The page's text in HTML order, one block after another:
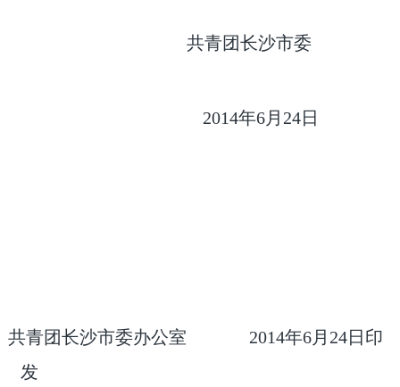
共青团长沙市委
2014年6月24日
共青团长沙市委办公室 2014年6月24日印
发